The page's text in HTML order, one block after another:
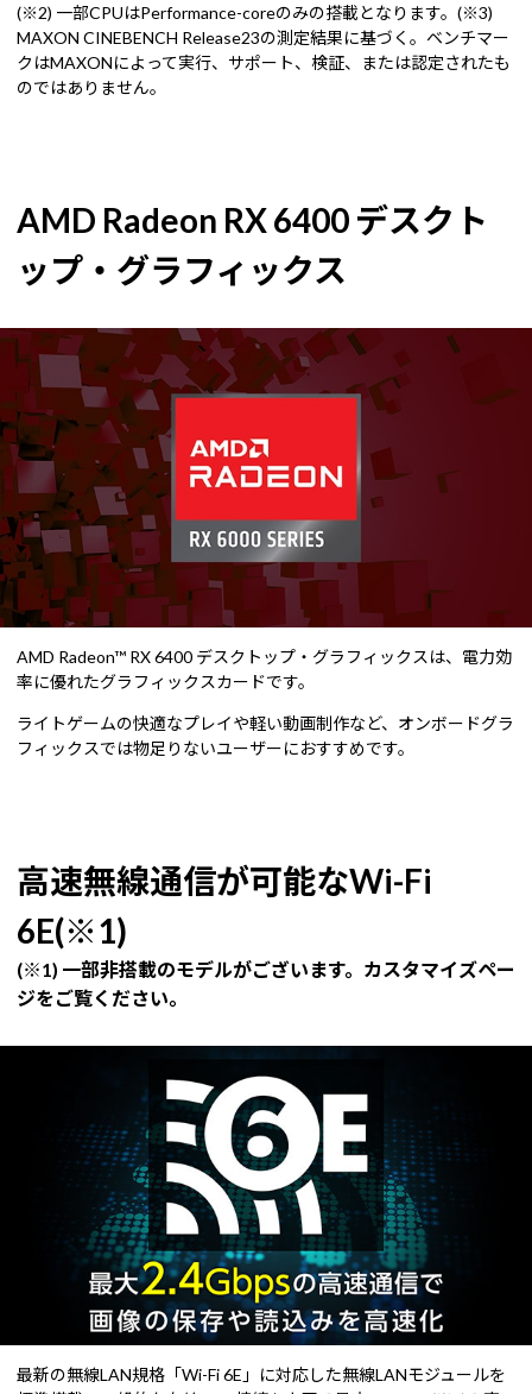
(※2) 一部CPUはPerformance-coreのみの搭載となります。(※3)
MAXON CINEBENCH Release23の測定結果に基づく。ベンチマー
クはMAXONによって実行、サポート、検証、または認定されたも
のではありません。
AMD Radeon RX 6400 デスクト
ップ・グラフィックス
AMD Radeon™ RX 6400 デスクトップ・グラフィックスは、電力効
率に優れたグラフィックスカードです。
ライトゲームの快適なプレイや軽い動画制作など、オンボードグラ
フィックスでは物足りないユーザーにおすすめです。
高速無線通信が可能なWi-Fi
6E(※1)
(※1) 一部非搭載のモデルがございます。カスタマイズペー
ジをご覧ください。
最新の無線LAN規格「Wi-Fi 6E」に対応した無線LANモジュールを